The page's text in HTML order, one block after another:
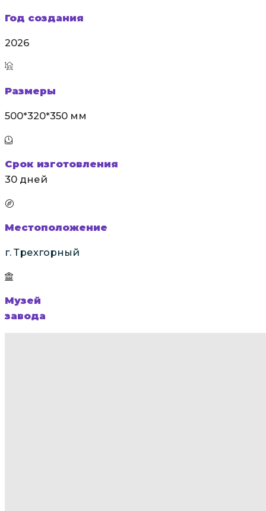
Год создания
2026
Размеры
500*320*350 мм
Срок изготовления
30 дней
Местоположение
г. Трехгорный
Музей
завода